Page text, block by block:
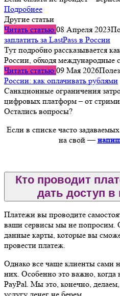
Подробнее
Другие статьи
Читать статью 08 Апреля 2023
заплатить за LastPass в России
Тут подробно рассказывается
России, обходя
Читать статью 09 Мая 2026
России: как оплачивать рублями
Санкционные ограничения
цифровых платформ – от
Остались вопросы?
Если в списке часто
на свой —
Кто проводит
дать доступ в
Платежи вы проводите
ваши сервисы мы не попросим.
данные карты, которые вы
провести платеж.
Однако все чаще клиенты сами
них. Особенно это важно, когда
PayPal. Мы это, конечно,